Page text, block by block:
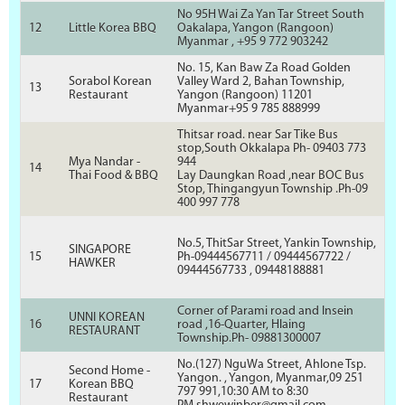
12 Little Korea BBQ
No 95H Wai Za Yan Tar Street South
Oakalapa, Yangon (Rangoon)
Myanmar , +95 9 772 903242
13
Sorabol Korean
Restaurant
No. 15, Kan Baw Za Road Golden
Valley Ward 2, Bahan Township,
Yangon (Rangoon) 11201
Myanmar+95 9 785 888999
14
Mya Nandar -
Thai Food & BBQ
Thitsar road. near Sar Tike Bus
stop,South Okkalapa Ph- 09403 773
944
Lay Daungkan Road ,near BOC Bus
Stop, Thingangyun Township .Ph-09
400 997 778
15
SINGAPORE
HAWKER
No.5, ThitSar Street, Yankin Township,
Ph-09444567711 / 09444567722 /
09444567733 , 09448188881
16
UNNI KOREAN
RESTAURANT
Corner of Parami road and Insein
road ,16-Quarter, Hlaing
Township.Ph- 09881300007
17
Second Home -
Korean BBQ
Restaurant
No.(127) NguWa Street, Ahlone Tsp.
Yangon. , Yangon, Myanmar,09 251
797 991,10:30 AM to 8:30